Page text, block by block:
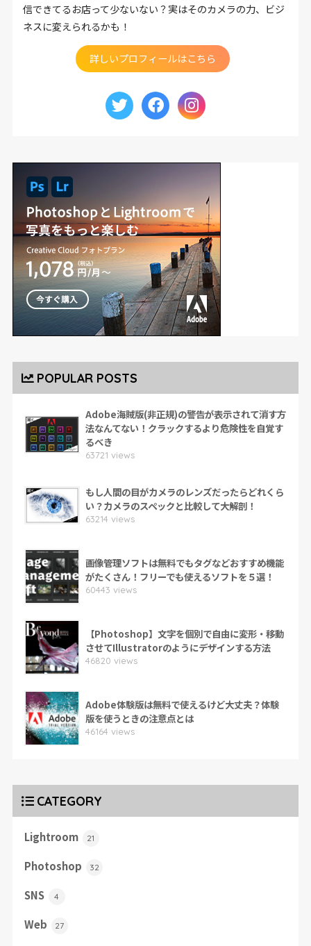
信できてるお店って少ないない？実はそのカメラの力、ビジ
ネスに変えられるかも！
詳しいプロフィールはこちら
POPULAR POSTS
Adobe海賊版(非正規)の警告が表示されて消す方
法なんてない！クラックするより危険性を自覚す
るべき
63721 views
もし人間の目がカメラのレンズだったらどれくら
い？カメラのスペックと比較して大解剖！
63214 views
画像管理ソフトは無料でもタグなどおすすめ機能
がたくさん！フリーでも使えるソフトを５選！
60443 views
【Photoshop】文字を個別で自由に変形・移動
させてIllustratorのようにデザインする方法
46820 views
Adobe体験版は無料で使えるけど大丈夫？体験
版を使うときの注意点とは
46164 views
CATEGORY
Lightroom 21
Photoshop 32
SNS 4
Web 27